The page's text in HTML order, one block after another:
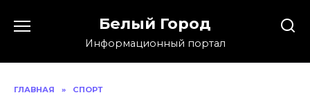
Белый Город
Информационный портал
ГЛАВНАЯ » СПОРТ